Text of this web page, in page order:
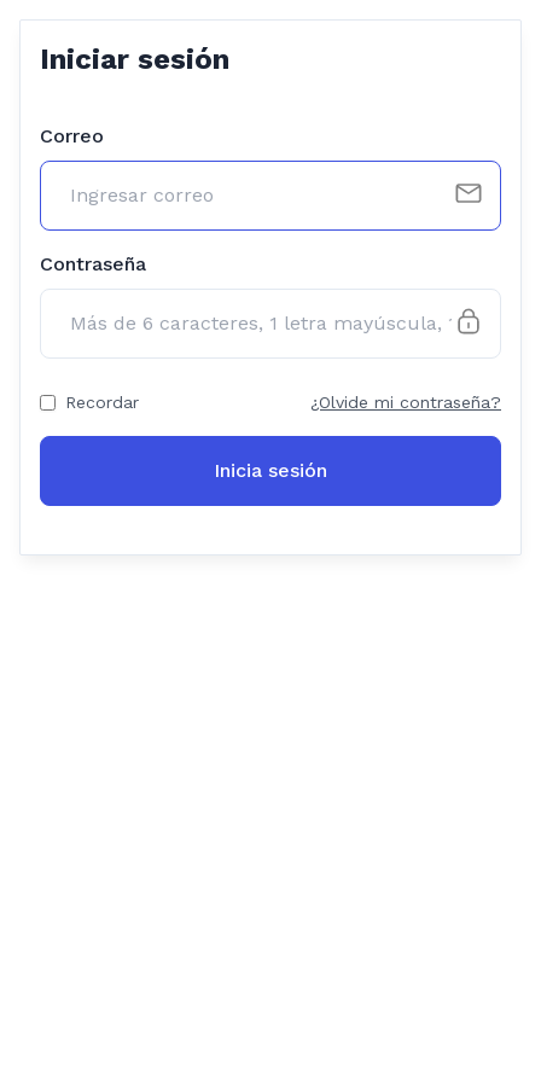
Iniciar sesión
Correo
Contraseña
Recordar ¿Olvide mi contraseña?